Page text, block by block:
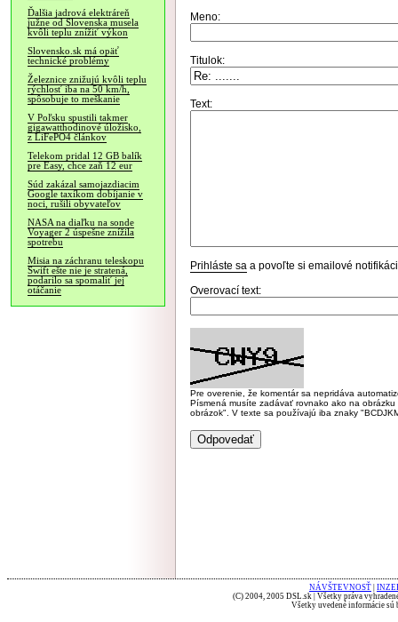
Ďalšia jadrová elektráreň
južne od Slovenska musela
kvôli teplu znížiť výkon
Slovensko.sk má opäť
technické problémy
Železnice znižujú kvôli teplu
rýchlosť iba na 50 km/h,
spôsobuje to meškanie
V Poľsku spustili takmer
gigawatthodinové úložisko,
z LiFePO4 článkov
Telekom pridal 12 GB balík
pre Easy, chce zaň 12 eur
Súd zakázal samojazdiacim
Google taxíkom dobíjanie v
noci, rušili obyvateľov
NASA na diaľku na sonde
Voyager 2 úspešne znížila
spotrebu
Misia na záchranu teleskopu
Swift ešte nie je stratená,
podarilo sa spomaliť jej
otáčanie
Meno:
Titulok:
Text:
Prihláste sa a povoľte si emailové
Overovací text:
Pre overenie, že komentár sa nepridáva
Písmená musíte zadávať rovnako ako na
obrázok". V texte sa používajú iba znaky
NÁVŠTEVNOSŤ
(C) 2004, 2005 DSL.sk | Všetky práva
Všetky uvedené informácie sú